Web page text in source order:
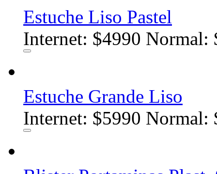
Estuche Liso Pastel
Internet: $4990 Normal:
Estuche Grande Liso
Internet: $5990 Normal: